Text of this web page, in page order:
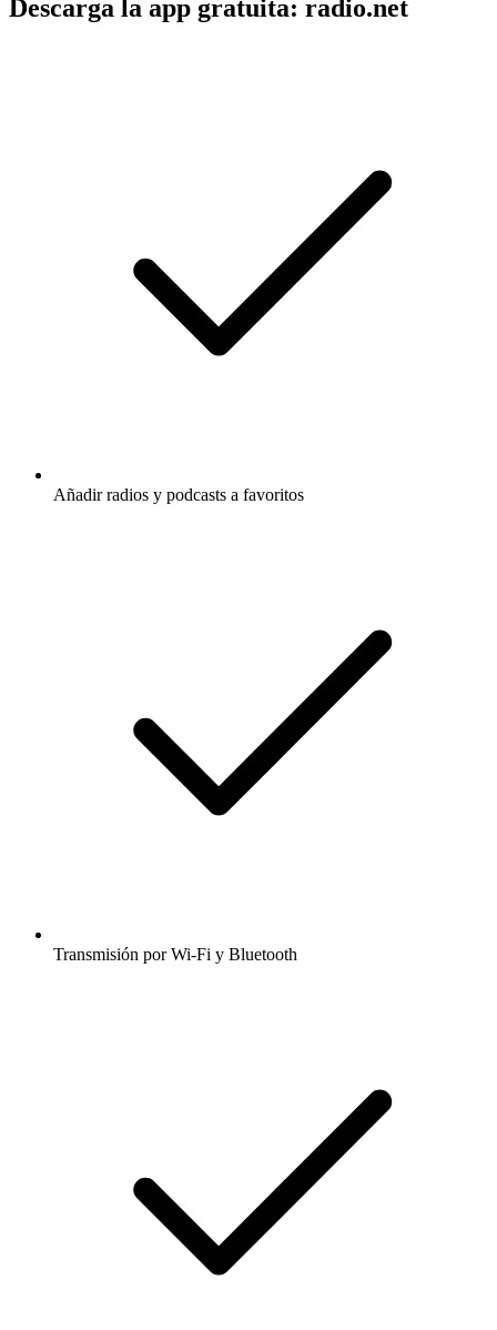
Descarga la app gratuita: radio.net
Añadir radios y podcasts a favoritos
Transmisión por Wi-Fi y Bluetooth